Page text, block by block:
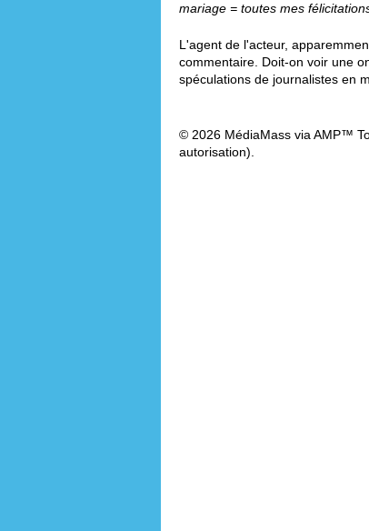
mariage = toutes mes
L'agent de l'acteur,
commentaire. Doit-on voir une
spéculations de journalistes en
© 2026 MédiaMass via AMP™
autorisation).